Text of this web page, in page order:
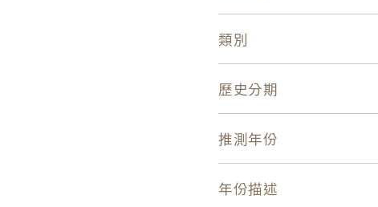
類別
歷史分期
推測年份
年份描述